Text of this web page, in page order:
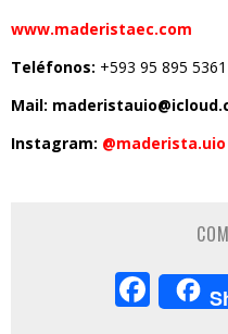
www.maderistaec.com
Teléfonos: +593 95 895
Mail:
Instagram: @maderista.uio